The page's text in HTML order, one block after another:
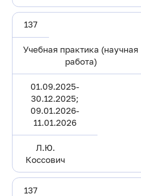
137
Учебная практика (научная
работа)
01.09.2025-
30.12.2025;
09.01.2026-
11.01.2026
Л.Ю.
Коссович
137